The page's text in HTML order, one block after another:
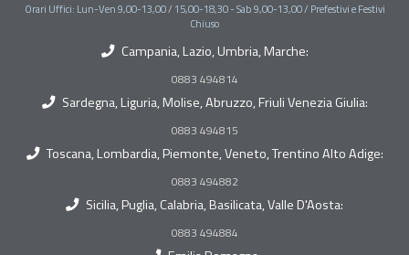
Orari Uffici: Lun-Ven 9,00-13,00 / 15,00-18,30 - Sab 9,00-13,00 / Prefestivi e Festivi
Chiuso
Campania, Lazio, Umbria, Marche:
0883 494814
Sardegna, Liguria, Molise, Abruzzo, Friuli Venezia Giulia:
0883 494815
Toscana, Lombardia, Piemonte, Veneto, Trentino Alto Adige:
0883 494882
Sicilia, Puglia, Calabria, Basilicata, Valle D'Aosta:
0883 494884